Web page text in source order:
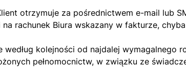
otrzymuje za pośrednictwem e-mail lub
rachunek Biura wskazany w fakturze,
według kolejności od najdalej wymagalnego
pełnomocnictw, w związku ze